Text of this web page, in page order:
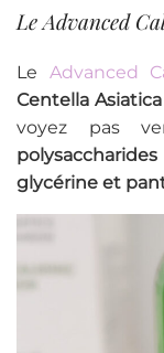
Le Advanced
Le Advanced
Centella
voyez pas
glycérine et